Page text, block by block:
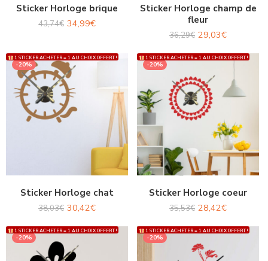
Sticker Horloge brique
43,74€ 34,99€
Sticker Horloge champ de
fleur
36,29€ 29,03€
1 STICKER ACHETER = 1 AU CHOIX OFFERT !
-20%
Sticker Horloge chat
38,03€ 30,42€
1 STICKER ACHETER = 1 AU CHOIX OFFERT !
-20%
Sticker Horloge coeur
35,53€ 28,42€
1 STICKER ACHETER = 1 AU CHOIX OFFERT !
-20%
1 STICKER ACHETER = 1 AU CHOIX OFFERT !
-20%